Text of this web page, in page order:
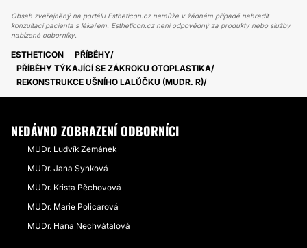
Obsah zveřejněný na portálu Estheticon.cz nemůže v žádném případě nahradit
konzultaci pacienta s lékařem. Estheticon.cz není odpovědný za produkty nebo služby
nabízené odborníky.
ESTHETICON
PŘÍBĚHY
PŘÍBĚHY TÝKAJÍCÍ SE ZÁKROKU OTOPLASTIKA
REKONSTRUKCE UŠNÍHO LALŮČKU (MUDR. R)
NEDÁVNO ZOBRAZENÍ ODBORNÍCI
MUDr. Ludvík Zemánek
MUDr. Jana Synková
MUDr. Krista Pěchovová
MUDr. Marie Policarová
MUDr. Hana Nechvátalová